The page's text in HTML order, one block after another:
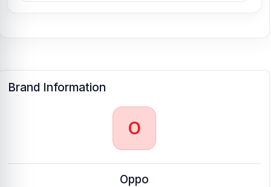
Brand Information
O
Oppo